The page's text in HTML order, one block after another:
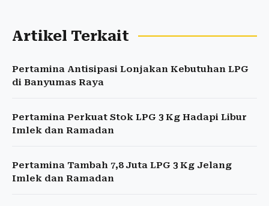
Artikel Terkait
Pertamina Antisipasi Lonjakan Kebutuhan LPG
di Banyumas Raya
Pertamina Perkuat Stok LPG 3 Kg Hadapi Libur
Imlek dan Ramadan
Pertamina Tambah 7,8 Juta LPG 3 Kg Jelang
Imlek dan Ramadan